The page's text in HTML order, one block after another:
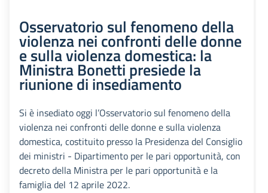
Osservatorio sul fenomeno della
violenza nei confronti delle donne
e sulla violenza domestica: la
Ministra Bonetti presiede la
riunione di insediamento
Si è insediato oggi l’Osservatorio sul fenomeno della
violenza nei confronti delle donne e sulla violenza
domestica, costituito presso la Presidenza del Consiglio
dei ministri - Dipartimento per le pari opportunità, con
decreto della Ministra per le pari opportunità e la
famiglia del 12 aprile 2022.